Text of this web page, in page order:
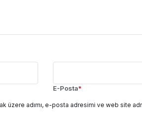
E-Posta*
üzere adımı, e-posta adresimi ve web site